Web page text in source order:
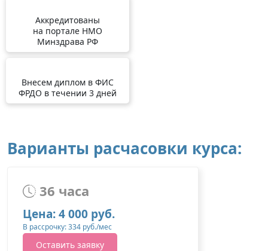
Аккредитованы
на портале НМО
Минздрава РФ
Внесем диплом в ФИС
ФРДО в течении 3 дней
Варианты расчасовки курса:
36 часа
Цена: 4 000 руб.
В рассрочку: 334 руб./мес
Оставить заявку